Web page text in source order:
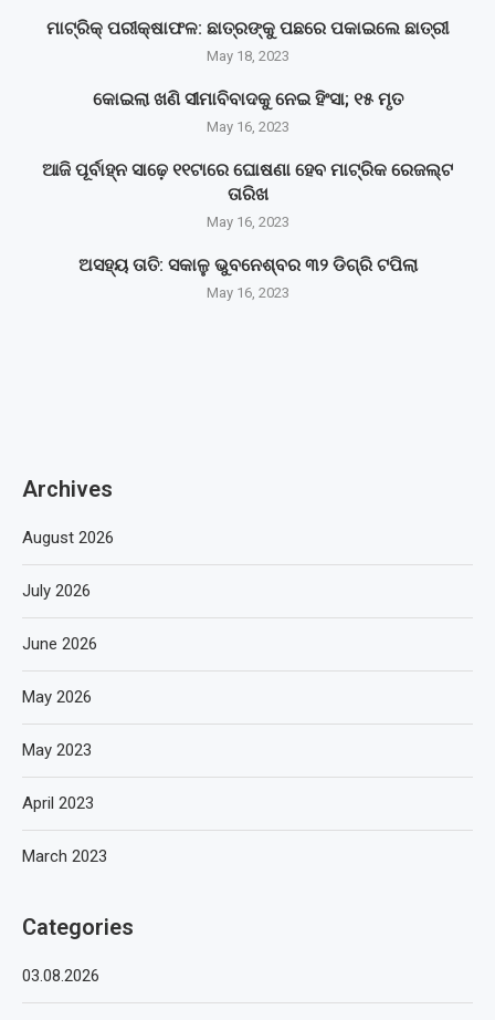
ମାଟ୍ରିକ୍‌ ପରୀକ୍ଷାଫଳ: ଛାତ୍ରଙ୍କୁ ପଛରେ ପକାଇଲେ ଛାତ୍ରୀ
May 18, 2023
କୋଇଲା ଖଣି ସୀମାବିବାଦକୁ ନେଇ ହିଂସା; ୧୫ ମୃତ
May 16, 2023
ଆଜି ପୂର୍ବାହ୍ନ ସାଢ଼େ ୧୧ଟାରେ ଘୋଷଣା ହେବ ମାଟ୍ରିକ ରେଜଲ୍ଟ
ତାରିଖ
May 16, 2023
ଅସହ୍ୟ ତାତି: ସକାଳୁ ଭୁବନେଶ୍ବର ୩୨ ଡିଗ୍ରି ଟପିଲା
May 16, 2023
Archives
August 2026
July 2026
June 2026
May 2026
May 2023
April 2023
March 2023
Categories
03.08.2026